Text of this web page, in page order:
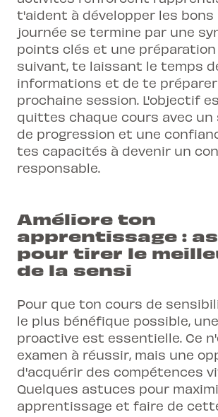
t'aident à développer les bons
journée se termine par une
points clés et une préparation
suivant, te laissant le temps
informations et de te
prochaine session. L'objectif
quittes chaque cours avec
de progression et une
tes capacités à devenir un
responsable.
Améliore ton
apprentissage :
pour tirer le
de la sensi
Pour que ton cours de
le plus bénéfique possible,
proactive est essentielle. Ce
examen à réussir, mais une
d'acquérir des compétences
Quelques astuces pour
apprentissage et faire de